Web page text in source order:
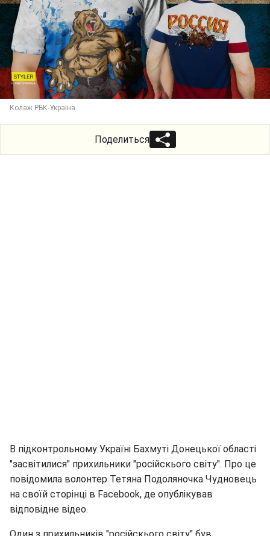
Колаж РБК-Україна
Поделиться
В підконтрольному Україні Бахмуті Донецької області
"засвітилися" прихильники "російскього світу". Про це
повідомила волонтер Тетяна Подоляночка Чудновець
на своїй сторінці в Facebook, де опублікував
відповідне відео.